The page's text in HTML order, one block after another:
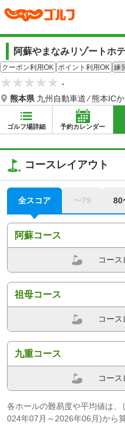
阿蘇やまなみリゾートホ
クーポン利用OK ポイント利用OK 練
-
熊本県 九州自動車道 ⁄ 熊本IC
ゴルフ場詳細 予約カレンダー
コースレイアウト
全スコア 〜79 80
阿蘇コース
コース
祖母コース
コース
九重コース
コース
各ホールの難易度や平均値は
024年07月～2026年06月)から